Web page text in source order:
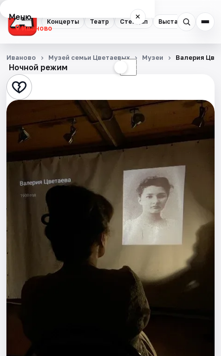
Концерты Театр Стендап Выставки Спорт
Меню ×
Иваново
Концерты
Театр
Стендап
Выставки
Спорт
События
Площадки
Ночной режим ☾
Иваново Музей семьи Цветаевых Музеи Валерия